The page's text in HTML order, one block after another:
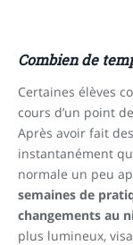
Combien de
Certaines élèves
cours d’un point
Après avoir fait
instantanément
normale un peu
semaines de
changements au
plus lumineux,